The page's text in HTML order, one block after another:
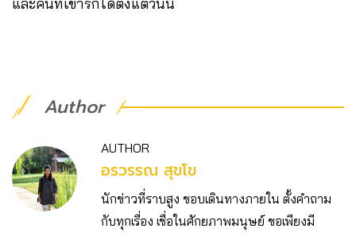
Author
AUTHOR
อรวรรณ สุขโข
นักข่าวที่ราบสูง ชอบเดินทางภายใน ตั้งคำถาม
กับทุกเรื่อง เชื่อในศักยภาพมนุษย์ ขอเพียงมี